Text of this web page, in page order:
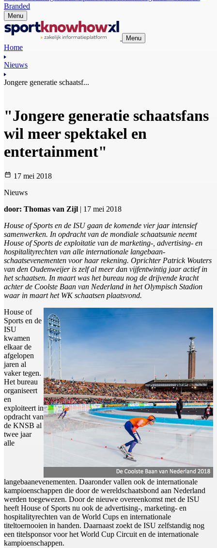
Branded
Menu
Menu
Home
Nieuws
Jongere generatie schaatsf...
"Jongere generatie schaatsfans
wil meer spektakel en
entertainment"
17 mei 2018
Nieuws
door: Thomas van Zijl | 17 mei 2018
House of Sports en de ISU gaan de komende vier jaar intensief
samenwerken. In opdracht van de mondiale schaatsunie neemt
House of Sports de exploitatie van de marketing-, advertising- en
hospitalityrechten van alle internationale langebaan-
schaatsevenementen voor haar rekening. Oprichter Patrick Wouters
van den Oudenweijer is zelf al meer dan vijfentwintig jaar actief in
het schaatsen. In maart was het bureau nog de drijvende kracht
achter de Coolste Baan van Nederland in het Olympisch Stadion
waar in maart het WK schaatsen plaatsvond.
House of
Sports en de
ISU
kwamen
elkaar de
afgelopen
jaren al
vaker tegen.
Het bureau
organiseert
en
exploiteert in
opdracht van
de KNSB al
twee jaar
alle
langebaanevenementen. Daaronder vallen ook de internationale
kampioenschappen die door de wereldschaatsbond aan Nederland
werden toegewezen. Door de nieuwe overeenkomst met de ISU
heeft House of Sports nu ook de advertising-, marketing- en
hospitalityrechten van de World Cups en internationale
titeltoernooien in handen. Daarnaast zoekt de ISU zelfstandig nog
een titelsponsor voor het World Cup Circuit en de internationale
kampioenschappen.